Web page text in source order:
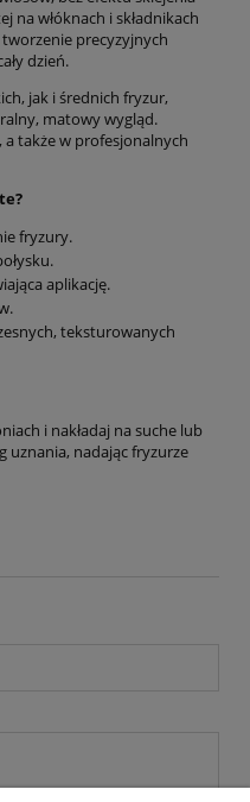
na włóknach i składnikach
precyzyjnych
dzień.
jak i średnich fryzur,
matowy wygląd.
także w profesjonalnych
fryzury.
aplikację.
teksturowanych
i nakładaj na suche lub
uznania, nadając fryzurze